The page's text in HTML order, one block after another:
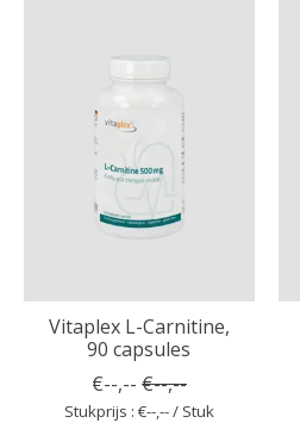
Vitaplex L-Carnitine,
90 capsules
€--,-- €--,--
Stukprijs : €--,-- / Stuk